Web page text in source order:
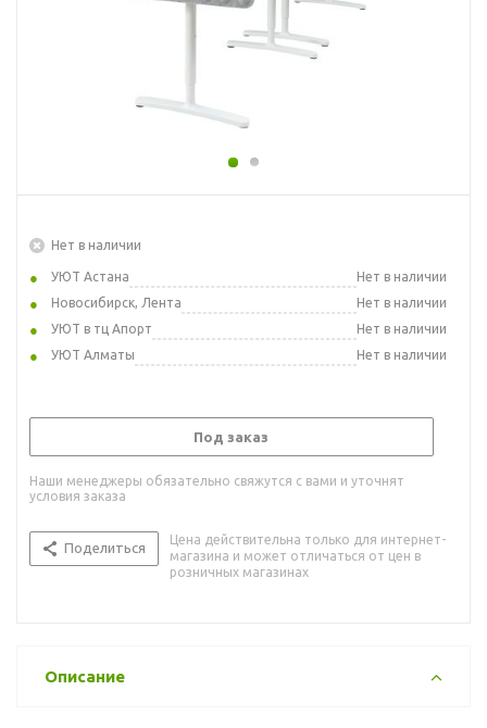
Нет в наличии
УЮТ Астана
Нет в наличии
Новосибирск, Лента
Нет в наличии
УЮТ в тц Апорт
Нет в наличии
УЮТ Алматы
Нет в наличии
Под заказ
Наши менеджеры обязательно свяжутся с вами и уточнят
условия заказа
Поделиться
Цена действительна только для интернет-
магазина и может отличаться от цен в
розничных магазинах
Описание